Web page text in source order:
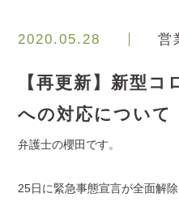
2020.05.28 営
【再更新】新型
への対応について
弁護士の櫻田です。
25日に緊急事態宣言が全面解除